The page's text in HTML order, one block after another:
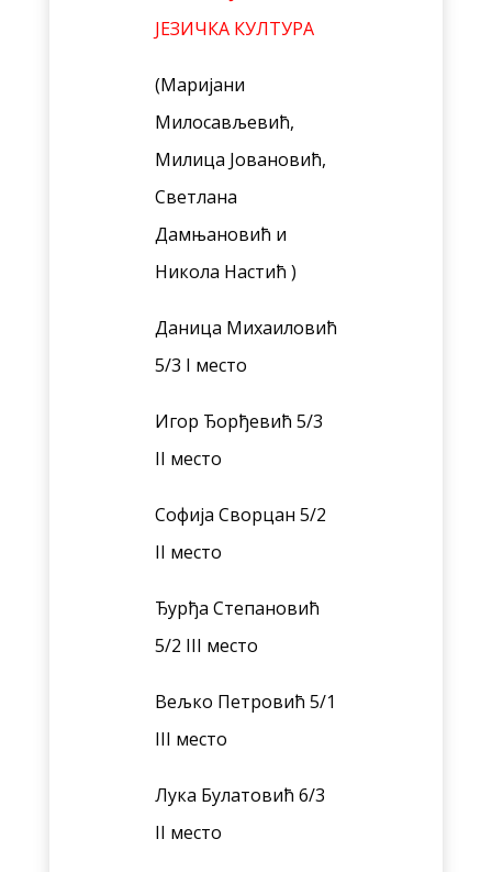
ЈЕЗИЧКА КУЛТУРА
(Маријани
Милосављевић,
Милица Јовановић,
Светлана
Дамњановић и
Никола Настић )
Даница Михаиловић
5/3 I место
Игор Ђорђевић 5/3
II место
Софија Сворцан 5/2
II место
Ђурђа Степановић
5/2 III место
Вељко Петровић 5/1
III место
Лука Булатовић 6/3
II место